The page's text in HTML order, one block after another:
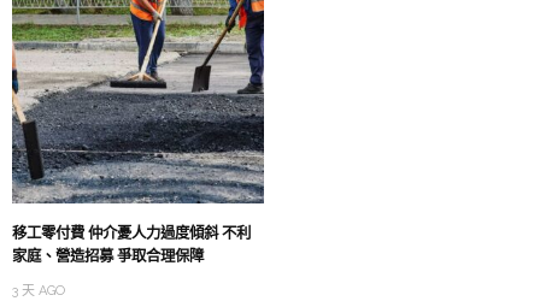
移工零付費 仲介憂人力過度傾斜 不利
家庭、營造招募 爭取合理保障
3 天 AGO